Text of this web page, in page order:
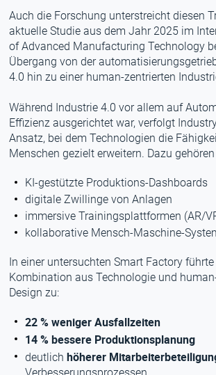
Auch die Forschung unterstreicht diesen
aktuelle Studie aus dem Jahr 2025 im
of Advanced Manufacturing Technology
Übergang von der
4.0 hin zu einer human-zentrierten
Während Industrie 4.0 vor allem auf
Effizienz ausgerichtet war, verfolgt
Ansatz, bei dem Technologien die
Menschen gezielt erweitern. Dazu
KI-gestützte Produktions-Dashboards
digitale Zwillinge von Anlagen
immersive Trainingsplattformen (AR/
kollaborative Mensch-Maschine-
In einer untersuchten Smart Factory
Kombination aus Technologie und
Design zu:
22 % weniger Ausfallzeiten
14 % bessere Produktionsplanung
deutlichhöherer